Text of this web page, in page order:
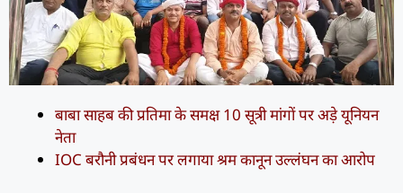
बाबा साहब की प्रतिमा के समक्ष 10 सूत्री मांगों पर अड़े यूनियन
नेता
IOC बरौनी प्रबंधन पर लगाया श्रम कानून उल्लंघन का आरोप